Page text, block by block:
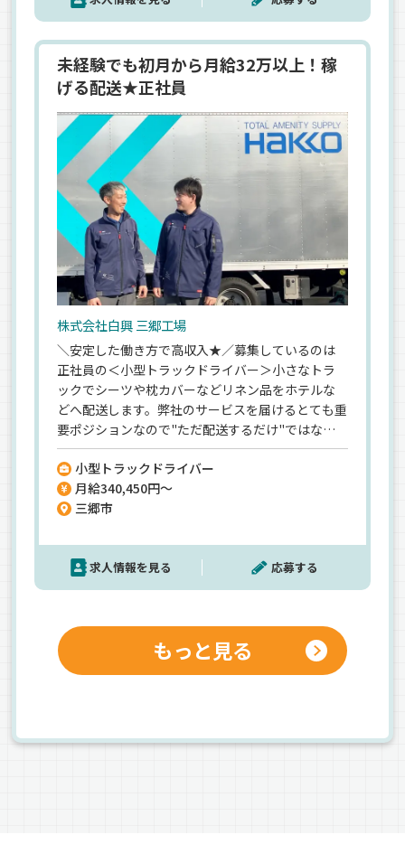
きるので家族旅行や子どもの行事にも参加できま
す。「今はしっかり稼ぎたい、将来は管理職として
安定を得たい」――そんな現役ドライバーにこそ選ん
でほしい職場です。
未経験でも初月から月給32万以上！稼
げる配送★正社員
株式会社白興 三郷工場
＼安定した働き方で高収入★／募集しているのは
正社員の＜小型トラックドライバー＞小さなトラ
ックでシーツや枕カバーなどリネン品をホテルな
どへ配送します。弊社のサービスを届けるとても重
要ポジションなので"ただ配送するだけ"ではな
く、サービスや接客の経験も活かせます！運転よ
り作業の時間が長いので「ガッツリ運送業」とい
うよりは「サービス業」のイメージです。ラクな仕
事ではないですが、その分給与でしっかり還元◎
の収入アップを目指せますよ♪「適度に身体を動
かして稼ぎたい」「安定した働き方に変えたい」
そんな方にもぴったりです！
小型トラックドライバー
月給340,450円～
三郷市
求人情報を見る 応募する
もっと見る